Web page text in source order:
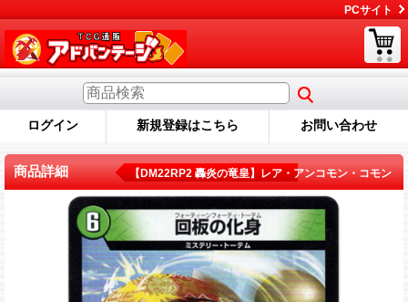
PCサイト
ログイン 新規登録はこちら お問い合わせ
商品詳細 【DM22RP2 轟炎の竜皇】レア・アンコモン・コモン